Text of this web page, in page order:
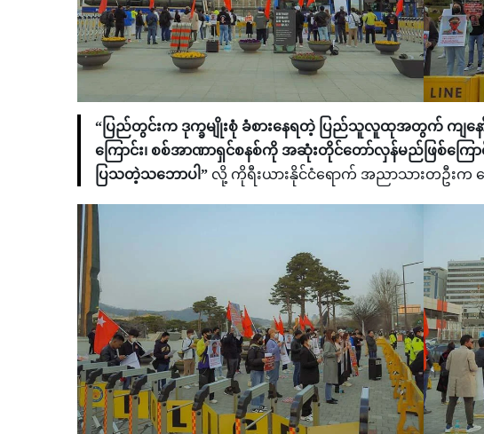
“ပြည်တွင်းက ဒုက္ခမျိုးစုံ ခံစားနေရတဲ့ ပြည်သူလူထုအတွက် ကျန
ကြောင်း၊ စစ်အာဏာရှင်စနစ်ကို အဆုံးတိုင်တော်လှန်မည်ဖြစ်ကြော
ပြသတဲ့သဘောပါ” လို့ ကိုရီးယားနိုင်ငံရောက် အညာသားတဦးက ပ